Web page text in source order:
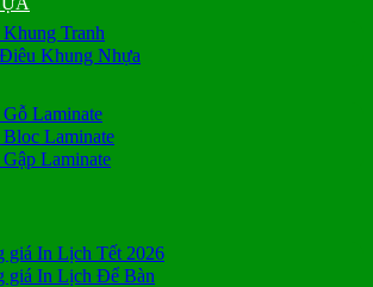
Tranh
Khung Nhựa
Laminate
Laminate
Laminate
giá In Lịch Tết 2026
giá In Lịch Để Bàn